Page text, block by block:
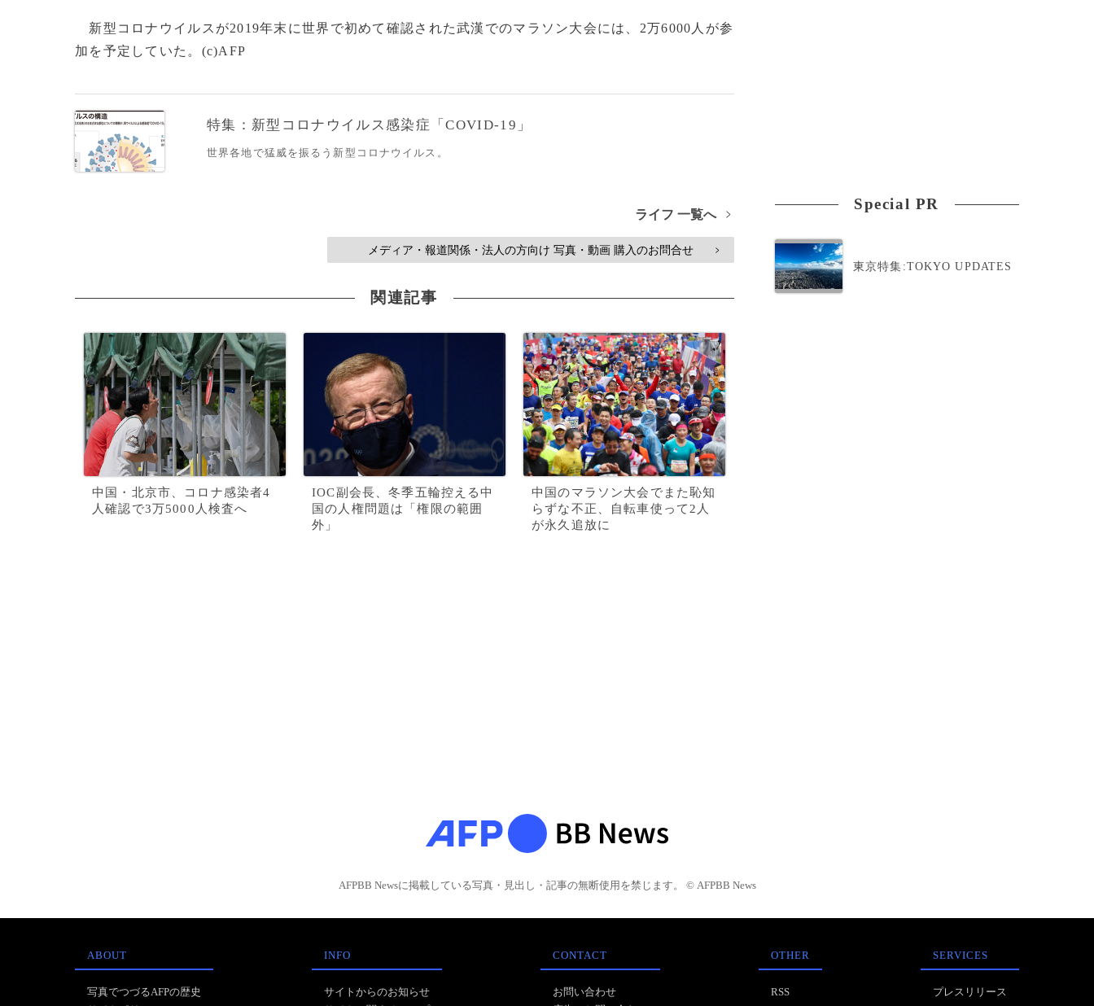
新型コロナウイルスが2019年末に世界で初めて確認された武漢でのマラソン大会には、2万6000人が参
加を予定していた。(c)AFP
特集：新型コロナウイルス感染症「COVID-19」
世界各地で猛威を振るう新型コロナウイルス。
ライフ 一覧へ >
メディア・報道関係・法人の方向け 写真・動画 購入のお問合せ >
関連記事
中国・北京市、コロナ感染者4
人確認で3万5000人検査へ
IOC副会長、冬季五輪控える中
国の人権問題は「権限の範囲
外」
中国のマラソン大会でまた恥知
らずな不正、自転車使って2人
が永久追放に
Special PR
東京特集:TOKYO UPDATES
AFPBB Newsに掲載している写真・見出し・記事の無断使用を禁じます。 © AFPBB News
ABOUT
写真でつづるAFPの歴史
INFO
サイトからのお知らせ
CONTACT
お問い合わせ
OTHER
RSS
SERVICES
プレスリリース